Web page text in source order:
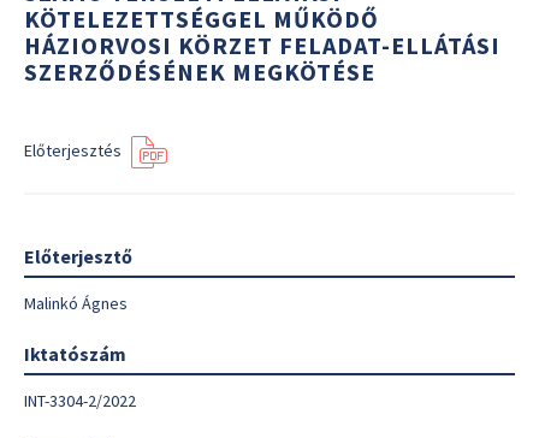
KÖTELEZETTSÉGGEL MŰKÖDŐ
HÁZIORVOSI KÖRZET FELADAT-ELLÁTÁSI
SZERZŐDÉSÉNEK MEGKÖTÉSE
Előterjesztés
Előterjesztő
Malinkó Ágnes
Iktatószám
INT-3304-2/2022